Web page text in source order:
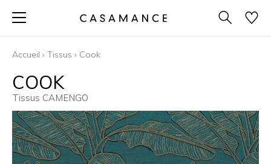
Accueil › Tissus › Cook
COOK
Tissus CAMENGO